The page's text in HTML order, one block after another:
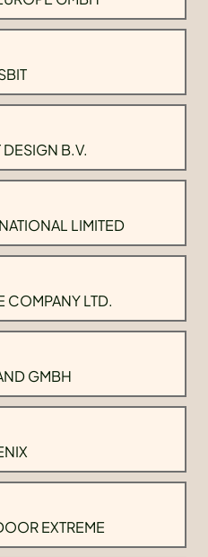
DESIGN B.V.
LIMITED
COMPANY LTD.
GMBH
EXTREME